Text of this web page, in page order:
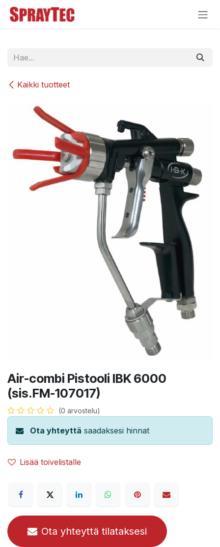
Siirry sisältöön
Kaikki tuotteet
Air-combi Pistooli IBK 6000
(sis.FM-107017)
(0 arvostelu)
Ota yhteyttä saadaksesi hinnat
Lisää toivelistalle
Ota yhteyttä tilataksesi